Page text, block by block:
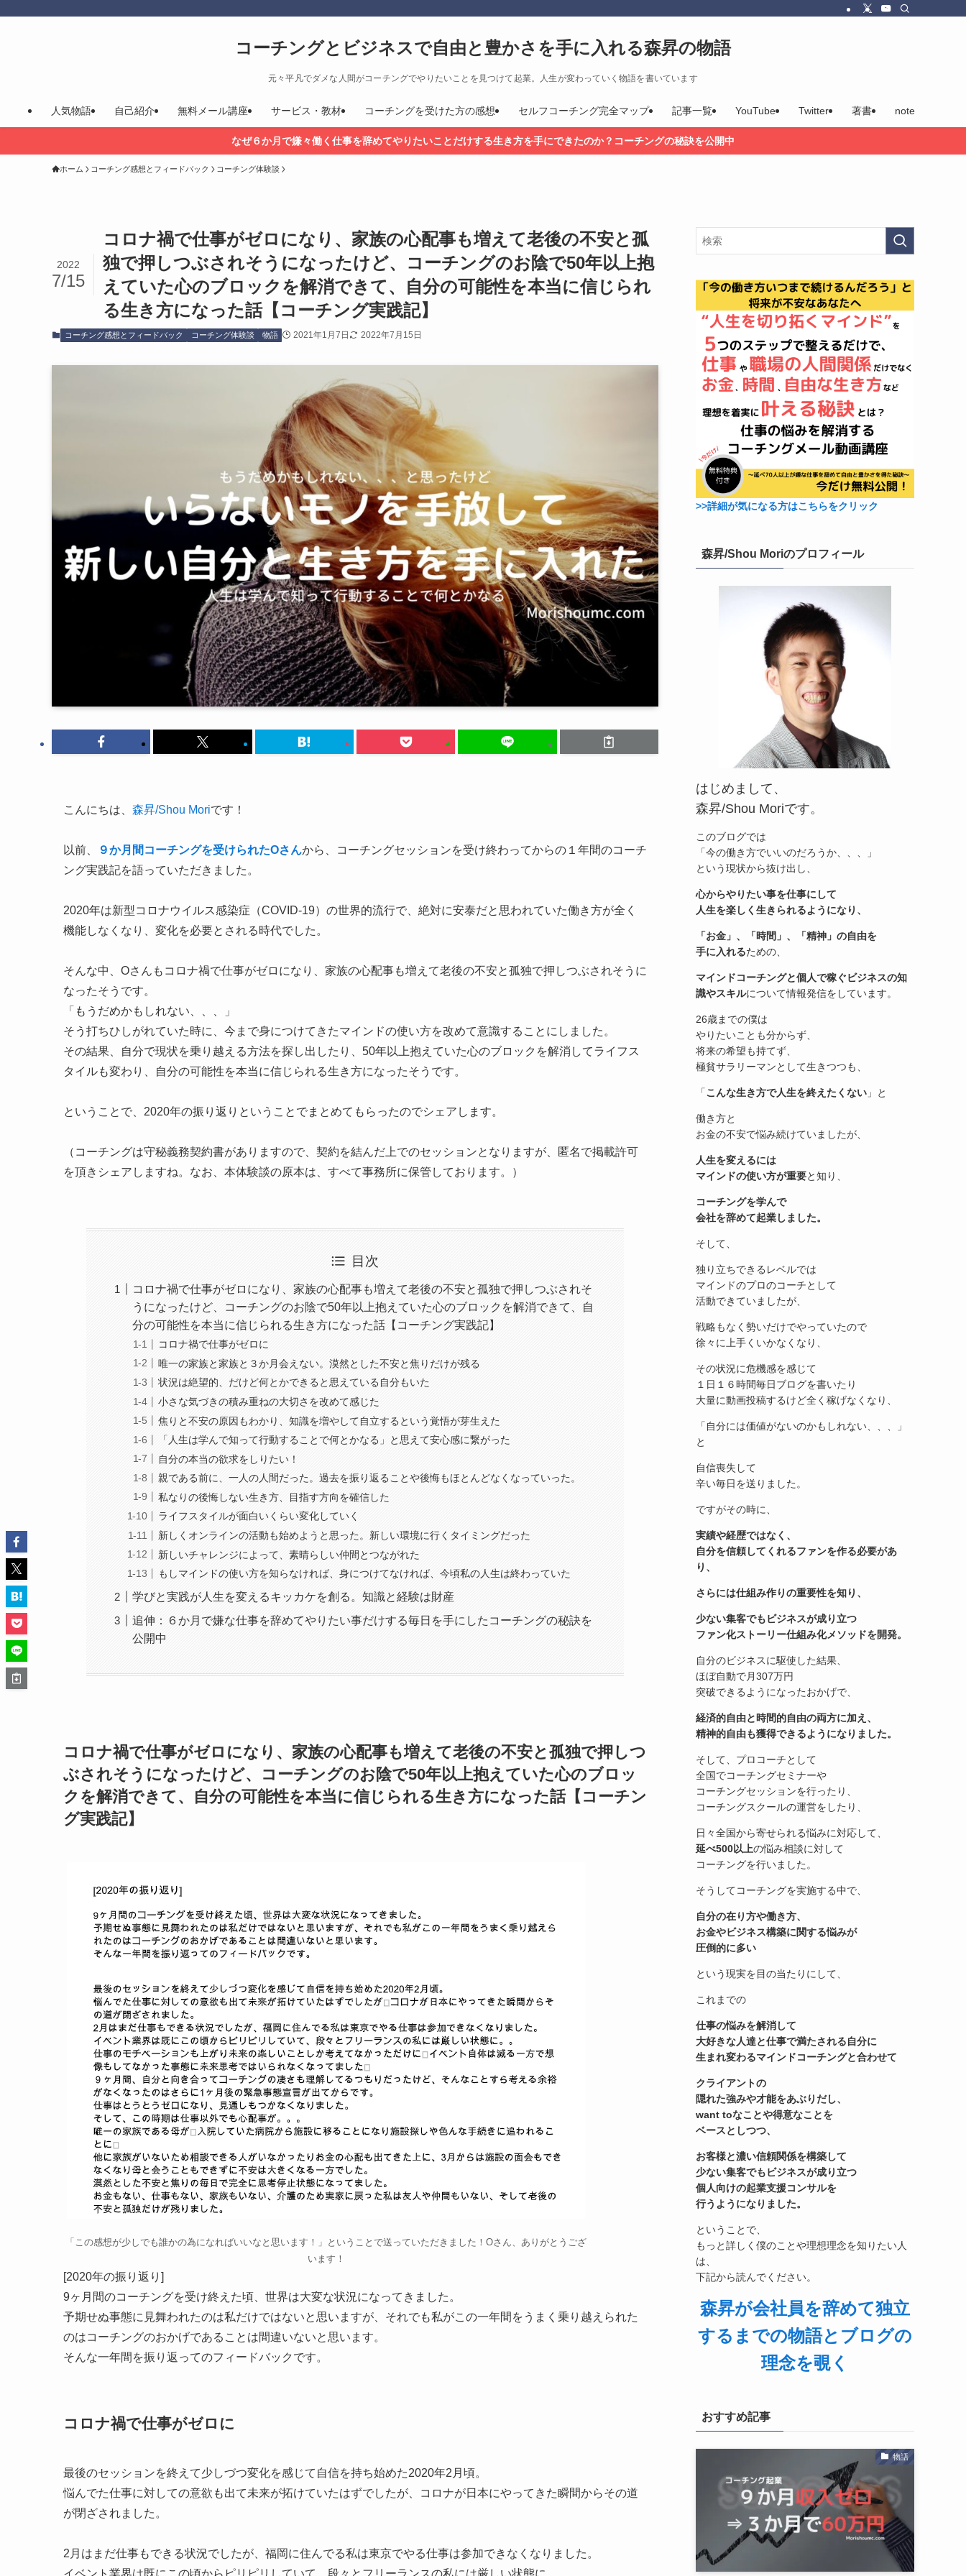
コーチングとビジネスで自由と豊かさを手に入れる森昇の物語
元々平凡でダメな人間がコーチングでやりたいことを見つけて起業。人生が変わっていく物語を書いています
人気物語 自己紹介 無料メール講座 サービス・教材 コーチングを受けた方の感想 セルフコーチング完全マップ 記事一覧 YouTube Twitter 著書 note
なぜ６か月で嫌々働く仕事を辞めてやりたいことだけする生き方を手にできたのか？コーチングの秘訣を公開中
ホーム コーチング感想とフィードバック コーチング体験談
コロナ禍で仕事がゼロになり、家族の心配事も増えて老後の不安と孤
独で押しつぶされそうになったけど、コーチングのお陰で50年以上抱
えていた心のブロックを解消できて、自分の可能性を本当に信じられ
る生き方になった話【コーチング実践記】
2022
7/15
コーチング感想とフィードバック コーチング体験談 物語 2021年1月7日 2022年7月15日
こんにちは、 森昇/Shou Moriです！
以前、 ９か月間コーチングを受けられたOさんから、コーチングセッションを受け終わってからの１年間のコーチ
ング実践記を語っていただきました。
2020年は新型コロナウイルス感染症（COVID-19）の世界的流行で、絶対に安泰だと思われていた働き方が全く
機能しなくなり、変化を必要とされる時代でした。
そんな中、Oさんもコロナ禍で仕事がゼロになり、家族の心配事も増えて老後の不安と孤独で押しつぶされそうに
なったそうです。
「もうだめかもしれない、、、」
そう打ちひしがれていた時に、今まで身につけてきたマインドの使い方を改めて意識することにしました。
その結果、自分で現状を乗り越える方法を探し出したり、50年以上抱えていた心のブロックを解消してライフス
タイルも変わり、自分の可能性を本当に信じられる生き方になったそうです。
ということで、2020年の振り返りということでまとめてもらったのでシェアします。
（コーチングは守秘義務契約書がありますので、契約を結んだ上でのセッションとなりますが、匿名で掲載許可
を頂きシェアしますね。なお、本体験談の原本は、すべて事務所に保管しております。）
目次
コロナ禍で仕事がゼロになり、家族の心配事も増えて老後の不安と孤独で押しつぶされそ
うになったけど、コーチングのお陰で50年以上抱えていた心のブロックを解消できて、自
分の可能性を本当に信じられる生き方になった話【コーチング実践記】
コロナ禍で仕事がゼロに
唯一の家族と家族と３か月会えない。漠然とした不安と焦りだけが残る
状況は絶望的、だけど何とかできると思えている自分もいた
小さな気づきの積み重ねの大切さを改めて感じた
焦りと不安の原因もわかり、知識を増やして自立するという覚悟が芽生えた
「人生は学んで知って行動することで何とかなる」と思えて安心感に繋がった
自分の本当の欲求をしりたい！
親である前に、一人の人間だった。過去を振り返ることや後悔もほとんどなくなっていった。
私なりの後悔しない生き方、目指す方向を確信した
ライフスタイルが面白いくらい変化していく
新しくオンラインの活動も始めようと思った。新しい環境に行くタイミングだった
新しいチャレンジによって、素晴らしい仲間とつながれた
もしマインドの使い方を知らなければ、身につけてなければ、今頃私の人生は終わっていた
学びと実践が人生を変えるキッカケを創る。知識と経験は財産
追伸：６か月で嫌な仕事を辞めてやりたい事だけする毎日を手にしたコーチングの秘訣を
公開中
コロナ禍で仕事がゼロになり、家族の心配事も増えて老後の不安と孤独で押しつ
ぶされそうになったけど、コーチングのお陰で50年以上抱えていた心のブロッ
クを解消できて、自分の可能性を本当に信じられる生き方になった話【コーチン
グ実践記】
「この感想が少しでも誰かの為になればいいなと思います！」ということで送っていただきました！Oさん、ありがとうござ
います！
[2020年の振り返り]
9ヶ月間のコーチングを受け終えた頃、世界は大変な状況になってきました。
予期せぬ事態に見舞われたのは私だけではないと思いますが、それでも私がこの一年間をうまく乗り越えられた
のはコーチングのおかげであることは間違いないと思います。
そんな一年間を振り返ってのフィードバックです。
コロナ禍で仕事がゼロに
最後のセッションを終えて少しづつ変化を感じて自信を持ち始めた2020年2月頃。
悩んでた仕事に対しての意欲も出て未来が拓けていたはずでしたが、コロナが日本にやってきた瞬間からその道
が閉ざされました。
2月はまだ仕事もできる状況でしたが、福岡に住んでる私は東京でやる仕事は参加できなくなりました。
>>詳細が気になる方はこちらをクリック
森昇/Shou Moriのプロフィール
はじめまして、
森昇/Shou Moriです。
このブログでは
「今の働き方でいいのだろうか、、、」
という現状から抜け出し、
心からやりたい事を仕事にして
人生を楽しく生きられるようになり、
「お金」、「時間」、「精神」の自由を
手に入れるための、
マインドコーチングと個人で稼ぐビジネスの知
識やスキルについて情報発信をしています。
26歳までの僕は
やりたいことも分からず、
将来の希望も持てず、
極貧サラリーマンとして生きつつも、
「こんな生き方で人生を終えたくない 」と
働き方と
お金の不安で悩み続けていましたが、
人生を変えるには
マインドの使い方が重要と知り、
コーチングを学んで
会社を辞めて起業しました。
そして、
独り立ちできるレベルでは
マインドのプロのコーチとして
活動できていましたが、
戦略もなく勢いだけでやっていたので
徐々に上手くいかなくなり、
その状況に危機感を感じて
１日１６時間毎日ブログを書いたり
大量に動画投稿するけど全く稼げなくなり、
「自分には価値がないのかもしれない、、、」
と
自信喪失して
辛い毎日を送りました。
ですがその時に、
実績や経歴ではなく、
自分を信頼してくれるファンを作る必要があ
り、
さらには仕組み作りの重要性を知り、
少ない集客でもビジネスが成り立つ
ファン化ストーリー仕組み化メソッドを開発。
自分のビジネスに駆使した結果、
ほぼ自動で月307万円
突破できるようになったおかげで、
経済的自由と時間的自由の両方に加え、
精神的自由も獲得できるようになりました。
そして、プロコーチとして
全国でコーチングセミナーや
コーチングセッションを行ったり、
コーチングスクールの運営をしたり、
日々全国から寄せられる悩みに対応して、
延べ500以上の悩み相談に対して
コーチングを行いました。
そうしてコーチングを実施する中で、
自分の在り方や働き方、
お金やビジネス構築に関する悩みが
圧倒的に多い
という現実を目の当たりにして、
これまでの
仕事の悩みを解消して
大好きな人達と仕事で満たされる自分に
生まれ変わるマインドコーチングと合わせて
クライアントの
隠れた強みや才能をあぶりだし、
want toなことや得意なことを
ベースとしつつ、
お客様と濃い信頼関係を構築して
少ない集客でもビジネスが成り立つ
個人向けの起業支援コンサルを
行うようになりました。
ということで、
もっと詳しく僕のことや理想理念を知りたい人
は、
下記から読んでください。
森昇が会社員を辞めて独立
するまでの物語とブログの
理念を覗く
おすすめ記事
物語